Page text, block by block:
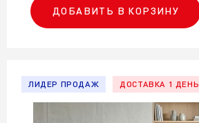
ДОБАВИТЬ В КОРЗИНУ
ЛИДЕР ПРОДАЖ ДОСТАВКА 1 ДЕНЬ